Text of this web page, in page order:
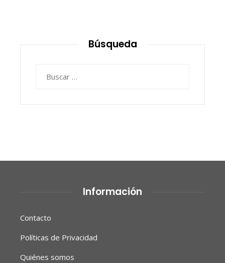
Búsqueda
Información
Contacto
Políticas de Privacidad
Quiénes somos